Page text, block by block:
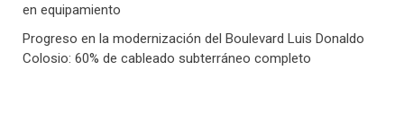
en equipamiento
Progreso en la modernización del Boulevard Luis Donaldo
Colosio: 60% de cableado subterráneo completo